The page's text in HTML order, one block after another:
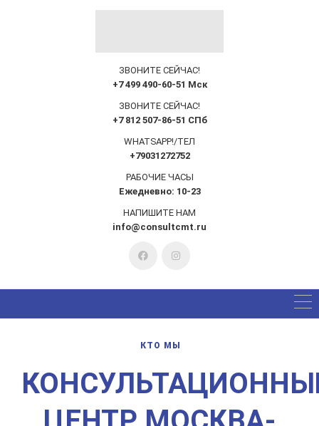
ЗВОНИТЕ СЕЙЧАС!
+7 499 490-60-51 Мск
ЗВОНИТЕ СЕЙЧАС!
+7 812 507-86-51 СПб
WHATSAPP!/ТЕЛ
+79031272752
РАБОЧИЕ ЧАСЫ
Ежедневно: 10-23
НАПИШИТЕ НАМ
info@consultcmt.ru
КТО МЫ